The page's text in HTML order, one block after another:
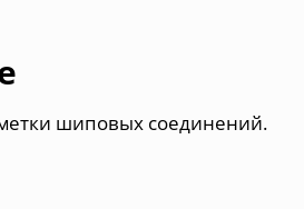
шиповых соединений.